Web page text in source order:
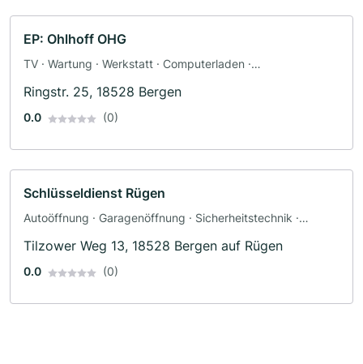
EP: Ohlhoff OHG
TV · Wartung · Werkstatt · Computerladen ·
Ringstr. 25, 18528 Bergen
0.0 (0)
Schlüsseldienst Rügen
Autoöffnung · Garagenöffnung · Sicherheitstechnik ·
Tilzower Weg 13, 18528 Bergen auf Rügen
0.0 (0)